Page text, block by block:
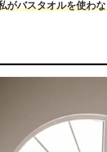
がバスタオルを使わ